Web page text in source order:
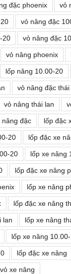
đặc phoenix vỏ
vỏ nâng đặc
20 vỏ nâng đặc
vỏ nâng phoenix
lốp nâng 10.00-20
vỏ nâng đặc thái
vỏ nâng thái lan
nâng đặc lốp đặc
20 lốp đặc xe
20 lốp xe nâng
lốp đặc xe nâng
lốp xe nâng
lốp đặc xe nâng
lan lốp xe nâng
lốp xe nâng
lốp đặc xe nâng
vỏ xe nâng